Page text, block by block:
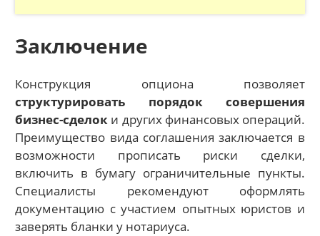
Заключение
Конструкция опциона позволяет
структурировать порядок совершения
бизнес-сделок и других финансовых операций.
Преимущество вида соглашения заключается в
возможности прописать риски сделки,
включить в бумагу ограничительные пункты.
Специалисты рекомендуют оформлять
документацию с участием опытных юристов и
заверять бланки у нотариуса.